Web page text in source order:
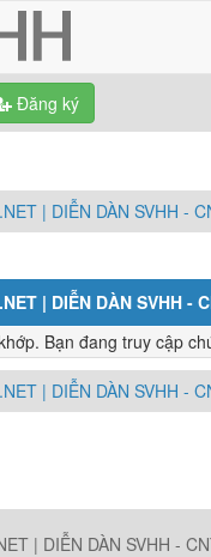
Đăng ký
| DIỄN DÀN SVHH -
| DIỄN DÀN SVHH -
Bạn đang truy cập
| DIỄN DÀN SVHH -
| DIỄN DÀN SVHH -